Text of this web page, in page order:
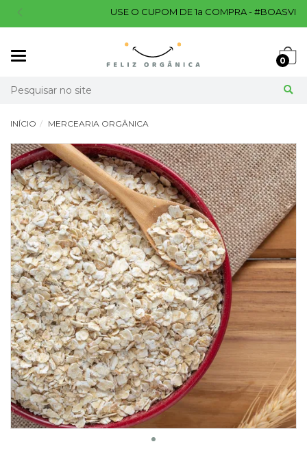
USE O CUPOM DE 1a COMPRA - #BOASVINDAS
0
INÍCIO MERCEARIA ORGÂNICA